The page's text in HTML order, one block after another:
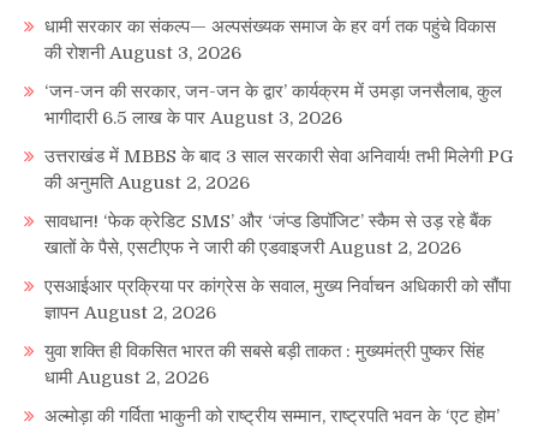
धामी सरकार का संकल्प— अल्पसंख्यक समाज के हर वर्ग तक पहुंचे विकास
की रोशनी August 3, 2026
‘जन-जन की सरकार, जन-जन के द्वार’ कार्यक्रम में उमड़ा जनसैलाब, कुल
भागीदारी 6.5 लाख के पार August 3, 2026
उत्तराखंड में MBBS के बाद 3 साल सरकारी सेवा अनिवार्य! तभी मिलेगी PG
की अनुमति August 2, 2026
सावधान! ‘फेक क्रेडिट SMS’ और ‘जंप्ड डिपॉजिट’ स्कैम से उड़ रहे बैंक
खातों के पैसे, एसटीएफ ने जारी की एडवाइजरी August 2, 2026
एसआईआर प्रक्रिया पर कांग्रेस के सवाल, मुख्य निर्वाचन अधिकारी को सौंपा
ज्ञापन August 2, 2026
युवा शक्ति ही विकसित भारत की सबसे बड़ी ताकत : मुख्यमंत्री पुष्कर सिंह
धामी August 2, 2026
अल्मोड़ा की गर्विता भाकुनी को राष्ट्रीय सम्मान, राष्ट्रपति भवन के ‘एट होम’